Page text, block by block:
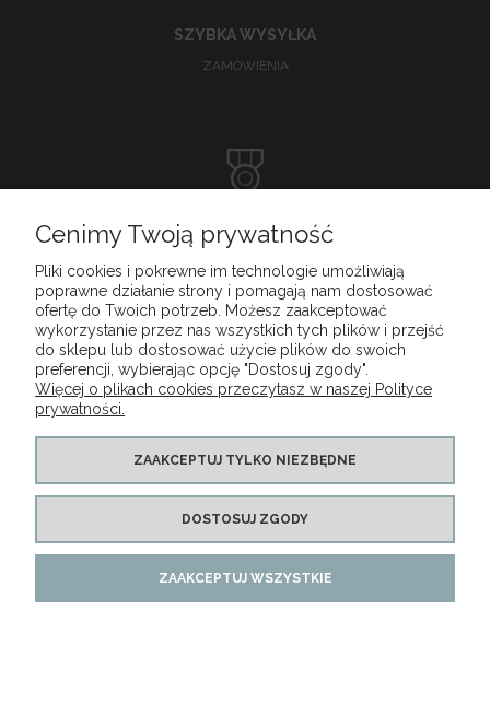
SZYBKA WYSYŁKA
ZAMÓWIENIA
DOSKONAŁA
MENU
PŁATNOŚCI I DOSTAWA
INFORMACJE
Copyright LUNA Natalia Matysiak 2015-2025. All Rights Reserved
Cenimy Twoją prywatność
Pliki cookies i pokrewne im technologie umożliwiają
poprawne działanie strony i pomagają nam dostosować
ofertę do Twoich potrzeb. Możesz zaakceptować
wykorzystanie przez nas wszystkich tych plików i przejść
do sklepu lub dostosować użycie plików do swoich
preferencji, wybierając opcję "Dostosuj zgody".
Więcej o plikach cookies przeczytasz w naszej Polityce
prywatności.
ZAAKCEPTUJ TYLKO NIEZBĘDNE
DOSTOSUJ ZGODY
ZAAKCEPTUJ WSZYSTKIE